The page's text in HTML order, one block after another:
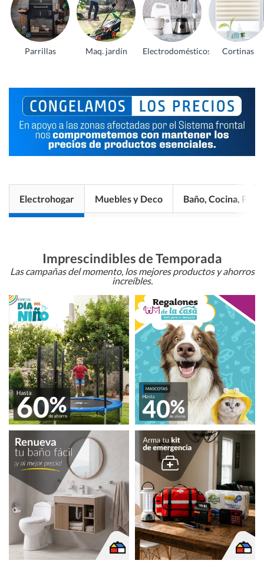
Parrillas Maq. jardín Electrodomésticos Cortinas
Electrohogar Muebles y Deco Baño, Cocina, Pisos
Imprescindibles de Temporada
Las campañas del momento, los mejores productos y ahorros
increíbles.